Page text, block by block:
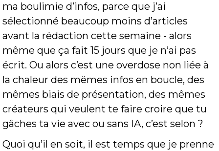
ma boulimie d’infos, parce que j’ai
sélectionné beaucoup moins d’articles
avant la rédaction cette semaine - alors
même que ça fait 15 jours que je n’ai pas
écrit. Ou alors c’est une overdose non liée à
la chaleur des mêmes infos en boucle, des
mêmes biais de présentation, des mêmes
créateurs qui veulent te faire croire que tu
gâches ta vie avec ou sans IA, c’est selon ?
Quoi qu’il en soit, il est temps que je prenne